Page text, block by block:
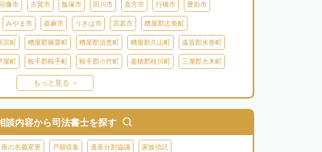
像市 古賀市 飯塚市 田川市 直方市 行橋市 豊前市
みやま市 嘉麻市 うきは市 宮若市 糟屋郡志免町
宮町 糟屋郡篠栗町 糟屋郡須恵町 糟屋郡久山町 遠賀郡水巻町
屋町 鞍手郡鞍手町 鞍手郡小竹町 嘉穂郡桂川町 三潴郡大木町
朝倉郡東峰村
任町 田川郡赤村 京都郡苅田町 京都郡みやこ町 築上郡吉富町
もっと見る
談内容から司法書士を探す
座の名義変更 戸籍収集 遺産分割協議 家族信託